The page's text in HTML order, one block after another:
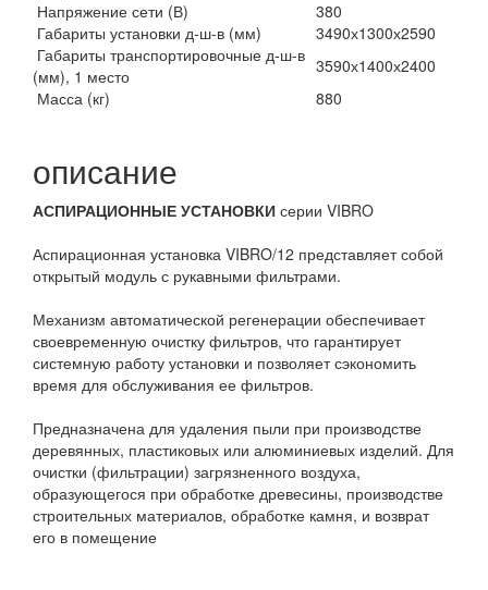
Напряжение сети (В)
380
Габариты установки д-ш-в (мм)
3490х1300х2590
Габариты транспортировочные д-ш-в
(мм), 1 место
3590х1400х2400
Масса (кг)
880
описание
АСПИРАЦИОННЫЕ УСТАНОВКИ серии VIBRO
Аспирационная установка VIBRO/12 представляет собой
открытый модуль с рукавными фильтрами.
Механизм автоматической регенерации обеспечивает
своевременную очистку фильтров, что гарантирует
системную работу установки и позволяет сэкономить
время для обслуживания ее фильтров.
Предназначена для удаления пыли при производстве
деревянных, пластиковых или алюминиевых изделий. Для
очистки (фильтрации) загрязненного воздуха,
образующегося при обработке древесины, производстве
строительных материалов, обработке камня, и возврат
его в помещение